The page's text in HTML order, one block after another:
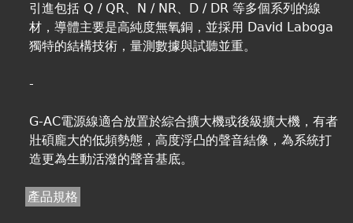
引進包括 Q / QR、N / NR、D / DR 等多個系列的線
材，導體主要是高純度無氧銅，並採用 David Laboga
獨特的結構技術，量測數據與試聽並重。
-
G-AC電源線適合放置於綜合擴大機或後級擴大機，有者
壯碩龐大的低頻勢態，高度浮凸的聲音結像，為系統打
造更為生動活潑的聲音基底。
產品規格